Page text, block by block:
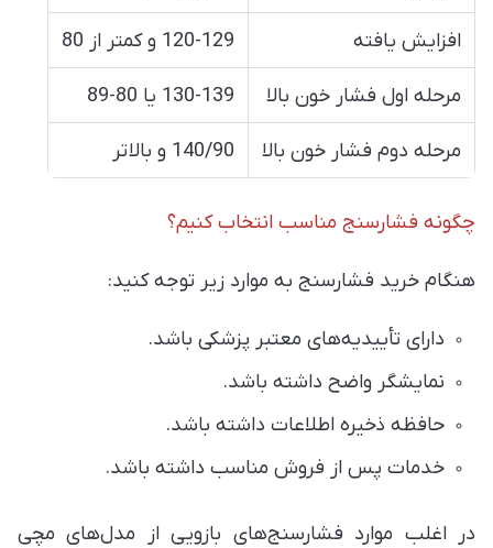
افزایش یافته 120-129 و کمتر از 80
مرحله اول فشار خون بالا 130-139 یا 80-89
مرحله دوم فشار خون بالا 140/90 و بالاتر
چگونه فشارسنج مناسب انتخاب کنیم؟
هنگام خرید فشارسنج به موارد زیر توجه کنید:
دارای تأییدیه‌های معتبر پزشکی باشد.
نمایشگر واضح داشته باشد.
حافظه ذخیره اطلاعات داشته باشد.
خدمات پس از فروش مناسب داشته باشد.
در اغلب موارد فشارسنج‌های بازویی از مدل‌های مچی